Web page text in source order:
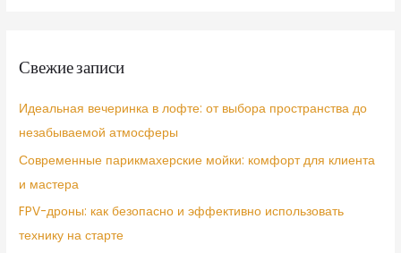
Свежие записи
Идеальная вечеринка в лофте: от выбора пространства до
незабываемой атмосферы
Современные парикмахерские мойки: комфорт для клиента
и мастера
FPV-дроны: как безопасно и эффективно использовать
технику на старте